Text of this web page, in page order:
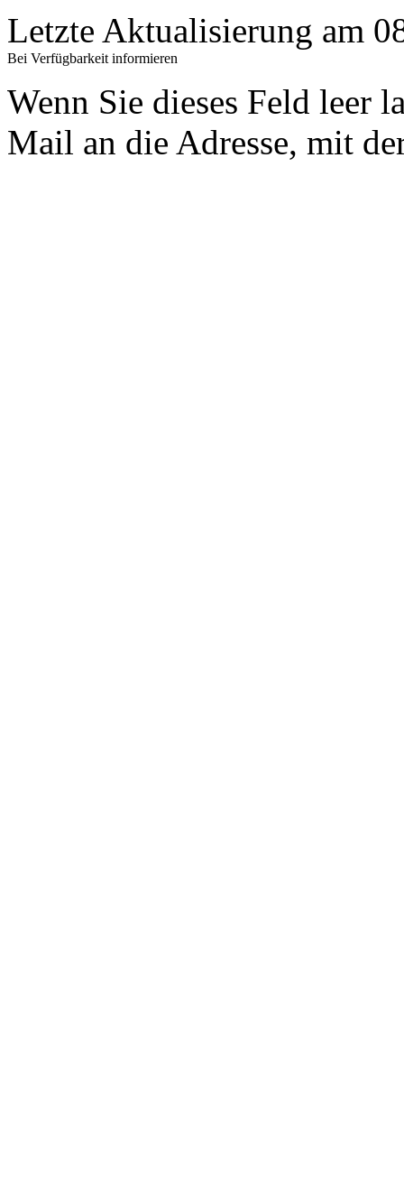
Letzte Aktualisierung am
Bei Verfügbarkeit informieren
Wenn Sie dieses Feld leer
Mail an die Adresse, mit